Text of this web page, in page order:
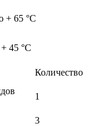
+ 65 °C
45 °C
Количество
1
3